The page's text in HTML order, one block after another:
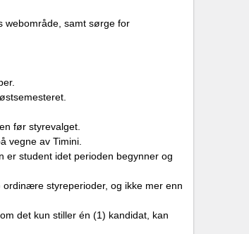
webområde, samt sørge for
før styrevalget.
vegne av Timini.
er student idet perioden begynner og
styreperioder, og ikke mer enn
det kun stiller én (1) kandidat, kan